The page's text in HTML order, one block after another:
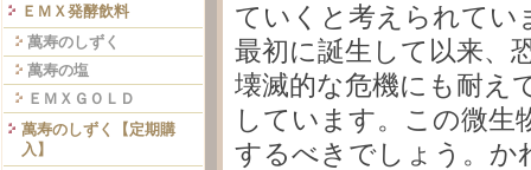
ＥＭＸ発酵飲料
萬寿のしずく
萬寿の塩
ＥＭＸＧＯＬＤ
萬寿のしずく【定期購
入】
ていくと考えられてい
最初に誕生して以来、
壊滅的な危機にも耐え
しています。この微生
するべきでしょう。か